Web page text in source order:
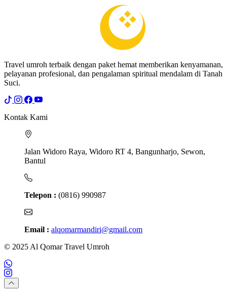
Travel umroh terbaik dengan paket hemat memberikan kenyamanan,
pelayanan profesional, dan pengalaman spiritual mendalam di Tanah
Suci.
Kontak Kami
Jalan Widoro Raya, Widoro RT 4, Bangunharjo, Sewon,
Bantul
Telepon : (0816) 990987
Email : alqomarmandiri@gmail.com
© 2025 Al Qomar Travel Umroh